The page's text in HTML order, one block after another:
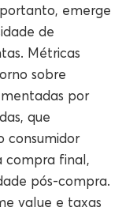
emerge
de
Métricas
sobre
por
que
consumidor
compra final,
pós-compra.
value e taxas